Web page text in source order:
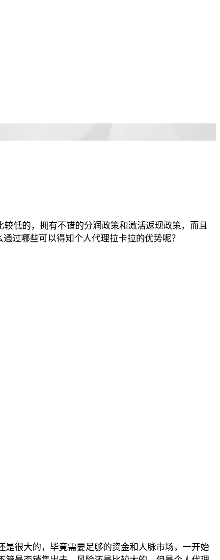
低的，拥有不错的分润政策和激活返现政策，而且
过哪些可以得知个人代理拉卡拉的优势呢？
很大的，毕竟需要足够的资金和人脉市场，一开始